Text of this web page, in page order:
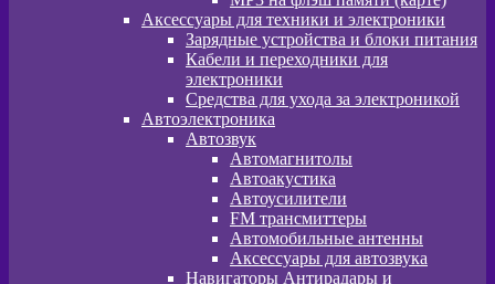
Аксессуары для техники и электроники
Зарядные устройства и блоки питания
Кабели и переходники для
электроники
Средства для ухода за электроникой
Автоэлектроника
Автозвук
Автомагнитолы
Автоакустика
Автоусилители
FM трансмиттеры
Автомобильные антенны
Аксессуары для автозвука
Навигаторы Антирадары и